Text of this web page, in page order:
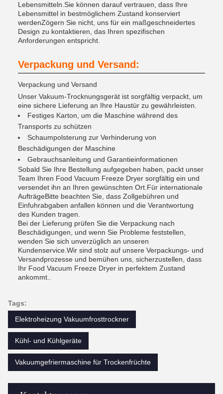
Lebensmitteln.Sie können darauf vertrauen, dass Ihre
Lebensmittel in bestmöglichem Zustand konserviert
werdenZögern Sie nicht, uns für ein maßgeschneidertes
Design zu kontaktieren, das Ihren spezifischen
Anforderungen entspricht.
Verpackung und Versand:
Verpackung und Versand
Unser Vakuum-Trocknungsgerät ist sorgfältig verpackt, um
eine sichere Lieferung an Ihre Haustür zu gewährleisten.
Festiges Karton, um die Maschine während des
Transports zu schützen
Schaumpolsterung zur Verhinderung von
Beschädigungen der Maschine
Gebrauchsanleitung und Garantieinformationen
Sobald Sie Ihre Bestellung aufgegeben haben, packt unser
Team Ihren Food Vacuum Freeze Dryer sorgfältig ein und
versendet ihn an Ihren gewünschten Ort.Für internationale
AufträgeBitte beachten Sie, dass Zollgebühren und
Einfuhrabgaben anfallen können und die Verantwortung
des Kunden tragen.
Bei der Lieferung prüfen Sie die Verpackung nach
Beschädigungen, und wenn Sie Probleme feststellen,
wenden Sie sich unverzüglich an unseren
Kundenservice.Wir sind stolz auf unsere Verpackungs- und
Versandprozesse und bemühen uns, sicherzustellen, dass
Ihr Food Vacuum Freeze Dryer in perfektem Zustand
ankommt..
Tags:
Elektroheizung Vakuumfrosttrockner
Kühl- und Kühlgeräte
Vakuumgefriermaschine für Trockenfrüchte